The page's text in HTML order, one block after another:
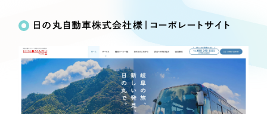
Service
サービス紹介
ECサイト制作
ブランドサイト制作
ブランディング支援
制作内容
コーポレート・企業サイト
日の丸自動車株式会社様｜コーポレートサイト